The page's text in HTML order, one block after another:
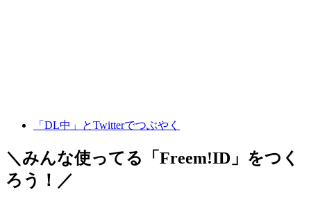
「DL中」とTwitterでつぶやく
＼みんな使ってる「 Freem!ID 」をつく
ろう！／